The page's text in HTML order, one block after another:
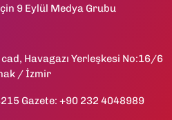
9 Eylül Medya Grubu
Havagazı Yerleşkesi No:16/6
/ İzmir
Gazete: +90 232 4048989